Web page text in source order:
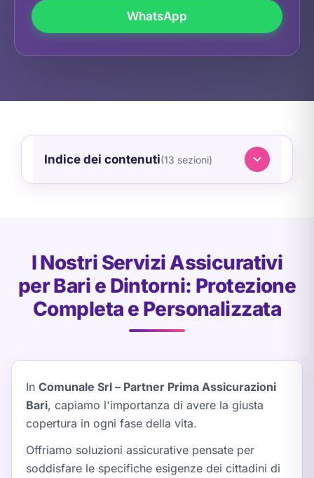
WhatsApp
Indice dei contenuti(13 sezioni)
I Nostri Servizi Assicurativi
per Bari e Dintorni: Protezione
Completa e Personalizzata
In Comunale Srl – Partner Prima Assicurazioni
Bari, capiamo l'importanza di avere la giusta
copertura in ogni fase della vita.
Offriamo soluzioni assicurative pensate per
soddisfare le specifiche esigenze dei cittadini di